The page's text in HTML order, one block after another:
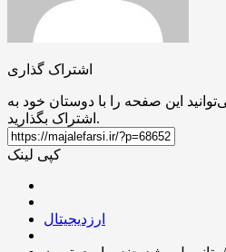
اشتراک گذاری
این صفحه را با دوستان خود به
اشتراک بگذارید.
کپی لینک
ارزدیجیتال